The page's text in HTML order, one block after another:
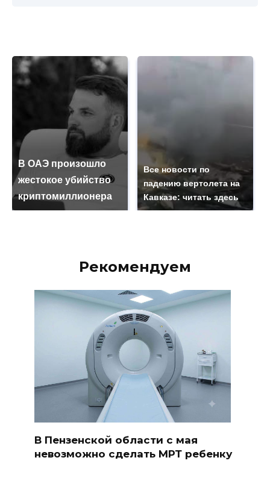
В ОАЭ произошло
жестокое убийство
криптомиллионера
Все новости по
падению вертолета на
Кавказе: читать здесь
Рекомендуем
В Пензенской области с мая
невозможно сделать МРТ ребенку